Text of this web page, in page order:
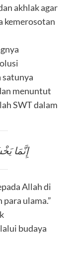
akhlak agar
kemerosotan
satunya
menuntut
SWT dalam
إِنَّمَا
Allah di
ulama.”
budaya